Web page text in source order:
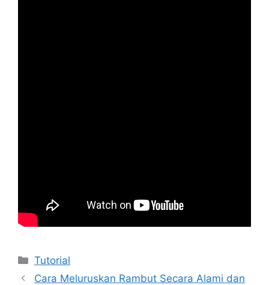
Kategori
Tutorial
Cara Meluruskan Rambut Secara Alami dan